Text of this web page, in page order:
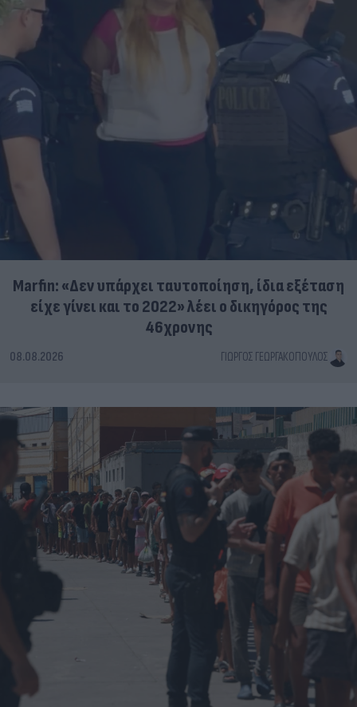
Marfin: «Δεν υπάρχει ταυτοποίηση, ίδια εξέταση
είχε γίνει και το 2022» λέει ο δικηγόρος της
46χρονης
08.08.2026 ΓΙΏΡΓΟΣ ΓΕΩΡΓΑΚΌΠΟΥΛΟΣ